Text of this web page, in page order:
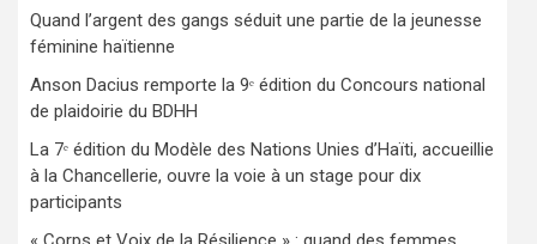
Quand l’argent des gangs séduit une partie de la jeunesse
féminine haïtienne
Anson Dacius remporte la 9ᵉ édition du Concours national
de plaidoirie du BDHH
La 7ᵉ édition du Modèle des Nations Unies d’Haïti, accueillie
à la Chancellerie, ouvre la voie à un stage pour dix
participants